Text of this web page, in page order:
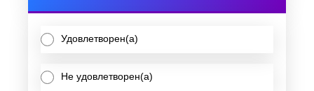
Удовлетворен(а)
Не удовлетворен(а)